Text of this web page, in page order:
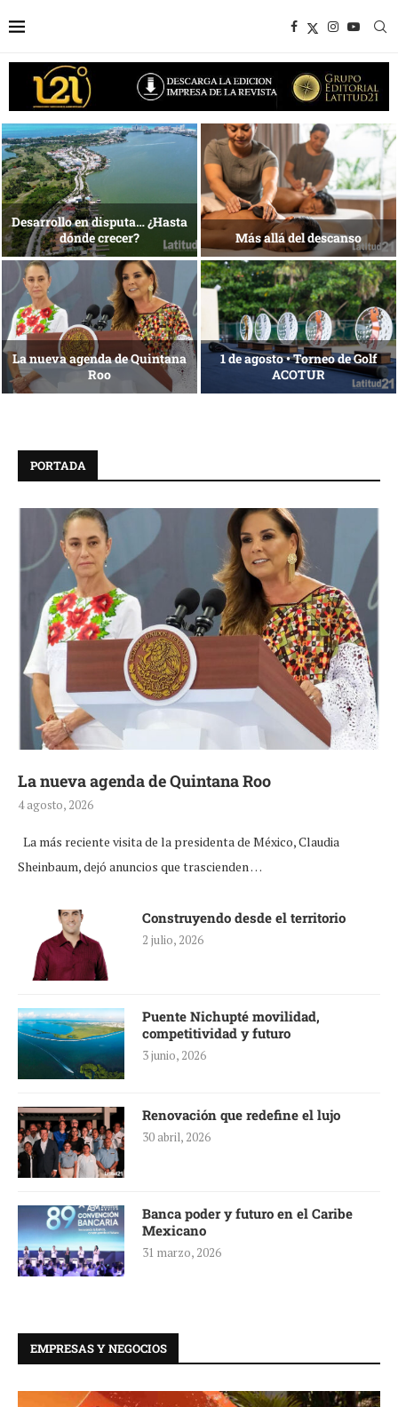
Bottega, un viaje servido a la
mesa
Energía que Impulsa la
competitividad
Reconocimiento de viajeros La esencia del servicio
PORTADA
La nueva agenda de Quintana Roo
4 agosto, 2026
La más reciente visita de la presidenta de México, Claudia
Sheinbaum, dejó anuncios que trascienden …
Construyendo desde el territorio
2 julio, 2026
Puente Nichupté movilidad,
competitividad y futuro
3 junio, 2026
Renovación que redefine el lujo
30 abril, 2026
Banca poder y futuro en el Caribe
Mexicano
31 marzo, 2026
EMPRESAS Y NEGOCIOS